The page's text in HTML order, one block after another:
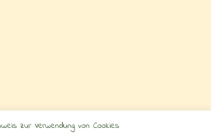
zur Verwendung von Cookies